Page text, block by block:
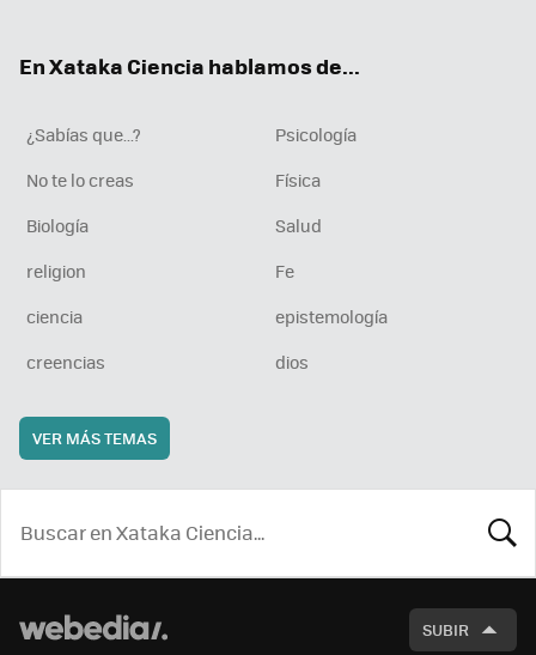
En Xataka Ciencia hablamos de...
¿Sabías que...?
Psicología
No te lo creas
Física
Biología
Salud
religion
Fe
ciencia
epistemología
creencias
dios
VER MÁS TEMAS
SUBIR